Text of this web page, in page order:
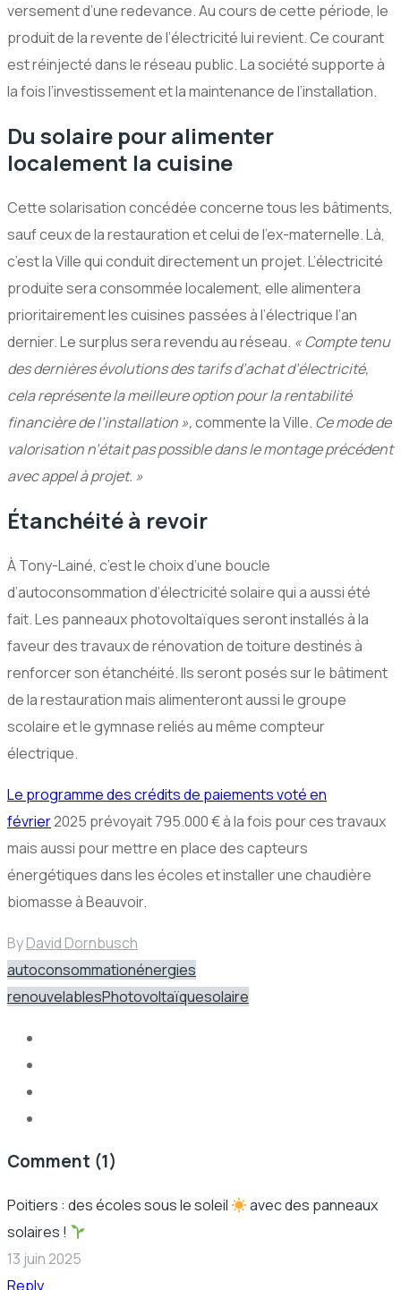
versement d’une redevance. Au cours de cette période, le
produit de la revente de l’électricité lui revient. Ce courant
est réinjecté dans le réseau public. La société supporte à
la fois l’investissement et la maintenance de l’installation.
Du solaire pour alimenter
localement la cuisine
Cette solarisation concédée concerne tous les bâtiments,
sauf ceux de la restauration et celui de l’ex-maternelle. Là,
c’est la Ville qui conduit directement un projet. L’électricité
produite sera consommée localement, elle alimentera
prioritairement les cuisines passées à l’électrique l’an
dernier. Le surplus sera revendu au réseau. « Compte tenu
des dernières évolutions des tarifs d’achat d’électricité,
cela représente la meilleure option pour la rentabilité
financière de l’installation »,commente la Ville. Ce mode de
valorisation n’était pas possible dans le montage précédent
avec appel à projet. »
Étanchéité à revoir
À Tony-Lainé, c’est le choix d’une boucle
d’autoconsommation d’électricité solaire qui a aussi été
fait. Les panneaux photovoltaïques seront installés à la
faveur des travaux de rénovation de toiture destinés à
renforcer son étanchéité. Ils seront posés sur le bâtiment
de la restauration mais alimenteront aussi le groupe
scolaire et le gymnase reliés au même compteur
électrique.
Le programme des crédits de paiements voté en
février2025 prévoyait 795.000 € à la fois pour ces travaux
mais aussi pour mettre en place des capteurs
énergétiques dans les écoles et installer une chaudière
biomasse à Beauvoir.
ByDavid Dornbusch
autoconsommationénergies
renouvelablesPhotovoltaïquesolaire
Comment (1)
Poitiers : des écoles sous le soleil
avec des panneaux
solaires !
13 juin 2025
Reply